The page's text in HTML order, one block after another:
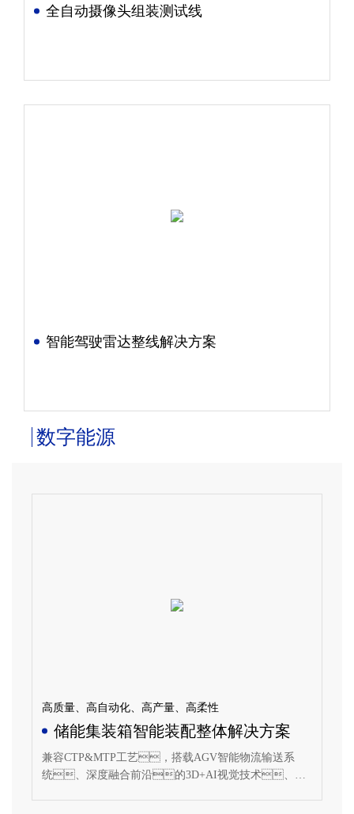
全自动摄像头组装测试线
智能驾驶雷达整线解决方案
数字能源
高质量、高自动化、高产量、高柔性
储能集装箱智能装配整体解决方案
兼容CTP&MTP工艺，搭载AGV智能物流输送系
统、深度融合前沿的3D+AI视觉技术、人